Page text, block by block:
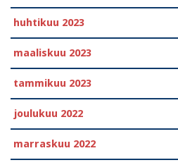
huhtikuu 2023
maaliskuu 2023
tammikuu 2023
joulukuu 2022
marraskuu 2022